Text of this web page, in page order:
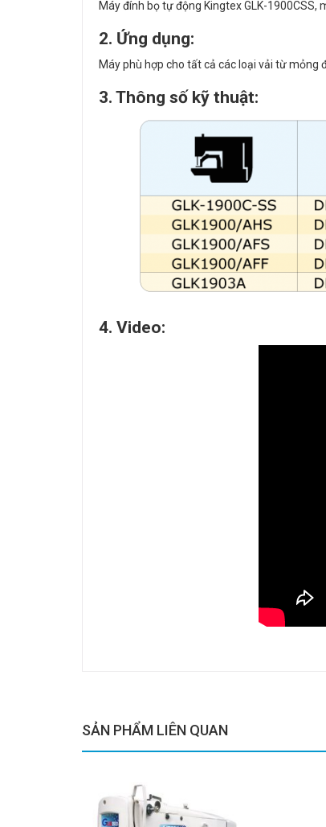
Máy đính bọ tự động Kingtex GLK-1900CSS,
2. Ứng dụng:
Máy phù hợp cho tất cả các loại vải từ mỏng
3. Thông số kỹ thuật:
4. Video:
SẢN PHẨM LIÊN QUAN